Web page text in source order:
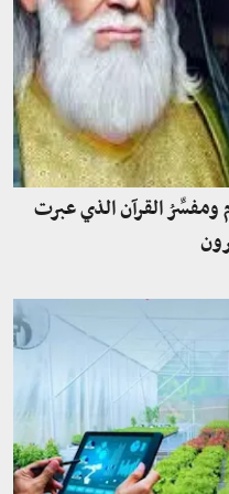
ومفسِّرُ القرآن الذي عبرت